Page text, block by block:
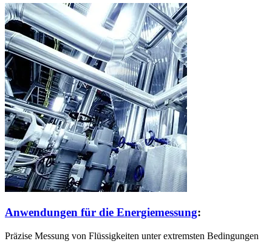
Anwendungen für die Energiemessung:
Präzise Messung von Flüssigkeiten unter extremsten Bedingungen